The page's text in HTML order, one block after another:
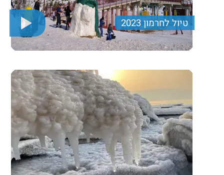
טיול לחרמון 2023
יום כיף בחרמון לכל המשפחה
Trip length יום מלא